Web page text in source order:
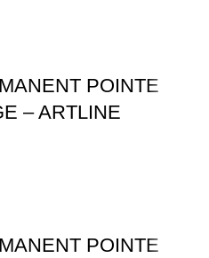
POINTE
– ARTLINE
POINTE